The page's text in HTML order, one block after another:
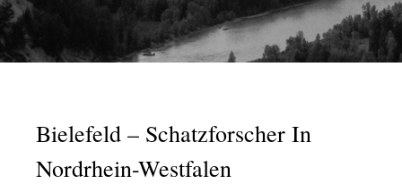
Bielefeld – Schatzforscher In
Nordrhein-Westfalen